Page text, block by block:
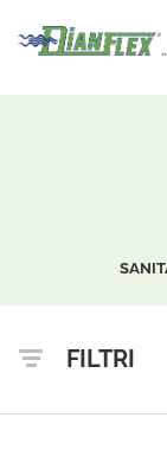
FILTRI